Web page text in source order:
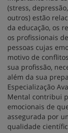
(stress,
outros) estão
da educação, os
os profissionais
pessoas cujas
motivo de
sua profissão,
além da sua
Especialização
Mental contribui
emocionais de
assegurada por
qualidade